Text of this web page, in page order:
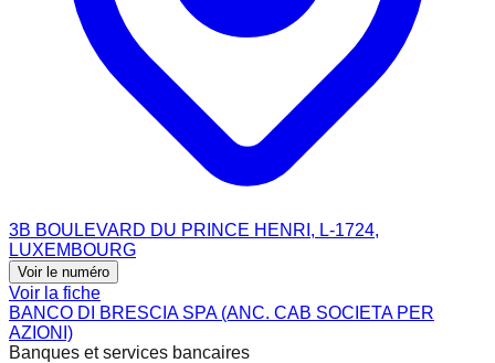
3B BOULEVARD DU PRINCE HENRI, L-1724,
LUXEMBOURG
Voir le numéro
Voir la fiche
BANCO DI BRESCIA SPA (ANC. CAB SOCIETA PER
AZIONI)
Banques et services bancaires